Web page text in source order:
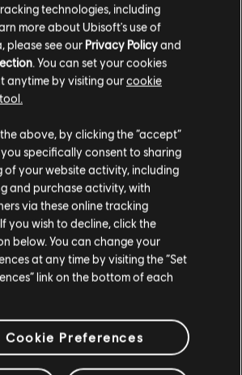
기타
기타
아티스트 A-Z
Best Of
중 1-1 결과 보기
Best Of
1964
3:08
technologies, including
more about Ubisoft's use of
please see our Privacy Policyand
. You can set your cookies
anytime by visiting ourcookie
above, by clicking the “accept”
specifically consent to sharing
of your website activity, including
and purchase activity, with
via these online tracking
you wish to decline, click the
below. You can change your
at any time by visiting the “Set
link on the bottom of each
Cookie Preferences